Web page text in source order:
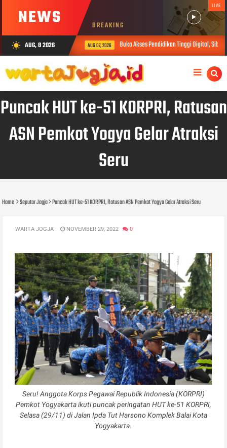
NEWS BREAKING
LIVE
wb_sunny AUG, 8 2026 AUG 07, 2026 Buka Akses Pendidikan Tinggi Digital, SiberMu
Puncak HUT ke-51 KORPRI, Ratusan
ASN Pemkot Yogya Gelar Atraksi
Seru
Home Seputar Jogja Puncak HUT ke-51 KORPRI, Ratusan ASN Pemkot Yogya Gelar Atraksi Seru
WARTA JOGJA NOVEMBER 29, 2022 0
Seru! Anggota Korps Pegawai Republik Indonesia (KORPRI)
Pemkot Yogyakarta ikuti puncak peringatan HUT ke-51 KORPRI,
Selasa (29/11) di Jalan Ipda Tut Harsono Komplek Balai Kota
Yogyakarta.